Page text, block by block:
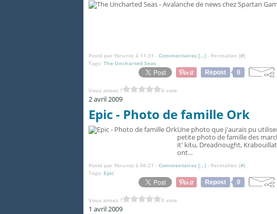
Posté par fbruntz à 11:31 - Commentaires […] - Permalien [#]
Tags: The Uncharted Seas
Repost
0
Vous aimez ? 0 vote
2 avril 2009
Epic - Photo de famille Ork
Une photo que j'aurais pu
petite photo de famille des
it' kitu, Dreadnought,
ont...
Posté par fbruntz à 06:21 - Commentaires […] - Permalien [#]
Tags: Epic
Repost
0
Vous aimez ? 0 vote
1 avril 2009